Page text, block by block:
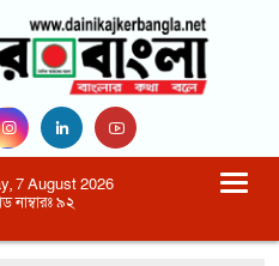
7 August 2026
নাম্বারঃ ৯২